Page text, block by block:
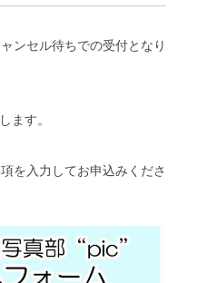
ンセル待ちでの受付となり
ます。
を入力してお申込みくださ